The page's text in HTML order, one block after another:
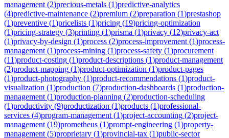
management (2)precious-metals (1)predictive-analytics
(4)predictive-maintenance (2)premium (2)preparation (1)prestashop
(1)preventive (1)pricelists (1)pricing (19)pricing-optimization
(1)pricing-strategy (3)printing (1)prisma (1)privacy (12)privacy-act
(1)privacy-by-design (1)process (2)process-improvement (1)process-
management (1)process-mining (1)process-safety (1)procurement
(11)product-costing (1)product-descriptions (1)product-management
(2)product-mapping (1)product-optimization (1)product-pages
(1)product-photography (1)product-recommendations (1)product-
visualization (1)production (7)production-dashboards (1)production-
management (1)production-planning (2)production-scheduling
(1)productivity (9)productization (1)products (1)professional-
services (4)program-management (1)project-accounting (2)project-
management (19)prometheus (1)prompt-engineering (1)property-
management (5)proprietary (1)provincial-tax (1)public-sector